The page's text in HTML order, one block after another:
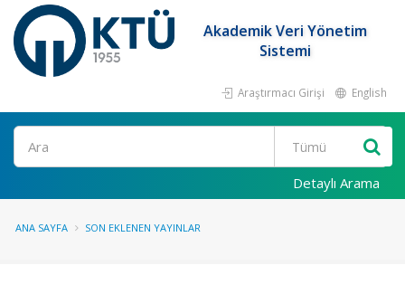
Akademik Veri Yönetim
Sistemi
Araştırmacı Girişi English
Ara
Detaylı Arama
ANA SAYFA SON EKLENEN YAYINLAR